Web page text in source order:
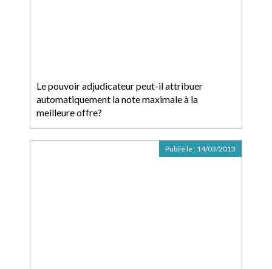
Le pouvoir adjudicateur peut-il attribuer
automatiquement la note maximale à la
meilleure offre?
Publié le : 14/03/2013